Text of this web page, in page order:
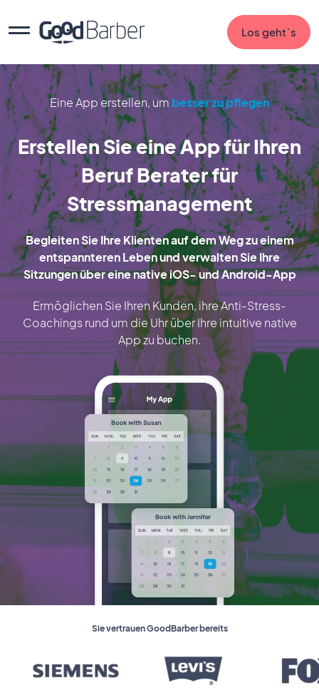
Los geht`s
Eine App erstellen, um besser zu pflegen
Erstellen Sie eine App für Ihren
Beruf Berater für
Stressmanagement
Begleiten Sie Ihre Klienten auf dem Weg zu einem
entspannteren Leben und verwalten Sie Ihre
Sitzungen über eine native iOS- und Android-App
Ermöglichen Sie Ihren Kunden, ihre Anti-Stress-
Coachings rund um die Uhr über Ihre intuitive native
App zu buchen.
Sie vertrauen GoodBarber bereits